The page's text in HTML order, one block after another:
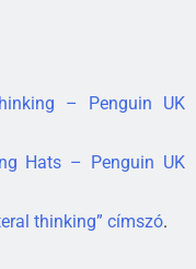
– Penguin UK
Hats – Penguin UK
thinking” címszó.